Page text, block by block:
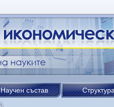
Научен състав